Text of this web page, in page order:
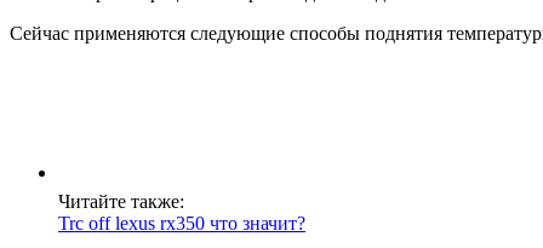
Сейчас применяются следующие способы поднятия
Читайте также:
Trc off lexus rx350 что значит?